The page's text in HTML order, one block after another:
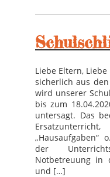
Liebe Eltern,
sicherlich aus
wird unserer
bis zum
untersagt. Das
„Hausaufgaben“
der
Notbetreuung in
und […]